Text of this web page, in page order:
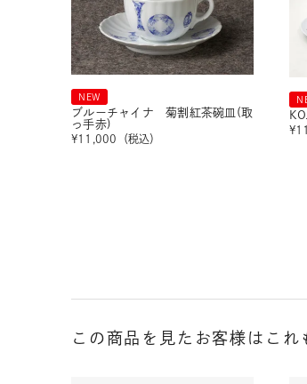
NEW
ブルーチャイナ 菊割紅茶碗皿(取
っ手赤)
¥11,000 （税込）
¥
この商品を見たお客様はこれ